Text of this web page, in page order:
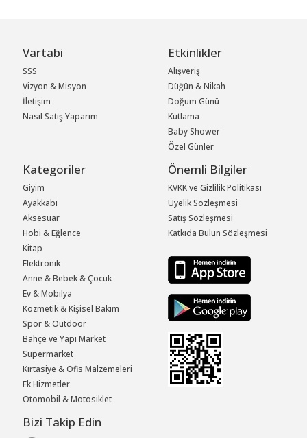
Vartabi
SSS
Vizyon & Misyon
İletişim
Nasıl Satış Yaparım
Etkinlikler
Alışveriş
Düğün & Nikah
Doğum Günü
Kutlama
Baby Shower
Özel Günler
Kategoriler
Giyim
Ayakkabı
Aksesuar
Hobi & Eğlence
Kitap
Elektronik
Anne & Bebek & Çocuk
Ev & Mobilya
Kozmetik & Kişisel Bakım
Spor & Outdoor
Bahçe ve Yapı Market
Süpermarket
Kırtasiye & Ofis Malzemeleri
Ek Hizmetler
Otomobil & Motosiklet
Önemli Bilgiler
KVKK ve Gizlilik Politikası
Üyelik Sözleşmesi
Satış Sözleşmesi
Katkıda Bulun Sözleşmesi
Bizi Takip Edin